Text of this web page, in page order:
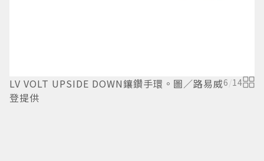
LV VOLT UPSIDE DOWN鑲鑽手環。圖／路易威
登提供
6/14